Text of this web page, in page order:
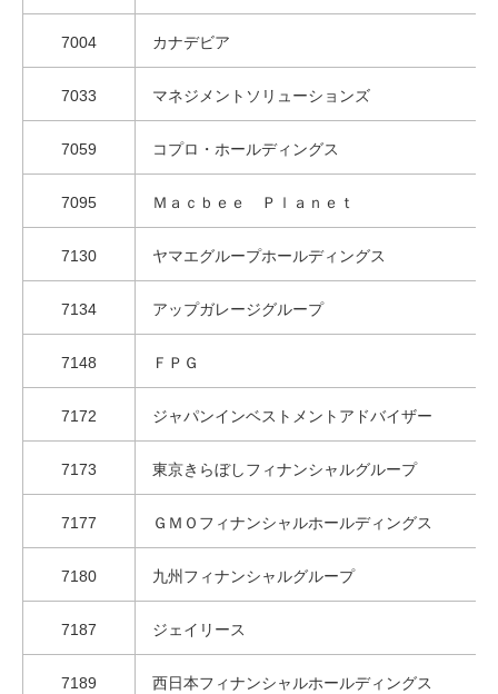
7004 カナデビア
7033 マネジメントソリューションズ
7059 コプロ・ホールディングス
7095 Ｍａｃｂｅｅ Ｐｌａｎｅｔ
7130 ヤマエグループホールディングス
7134 アップガレージグループ
7148 ＦＰＧ
7172 ジャパンインベストメントアドバイザー
7173 東京きらぼしフィナンシャルグループ
7177 ＧＭＯフィナンシャルホールディングス
7180 九州フィナンシャルグループ
7187 ジェイリース
7189 西日本フィナンシャルホールディングス